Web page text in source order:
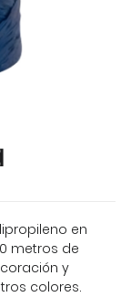
en
metros de
y
colores.